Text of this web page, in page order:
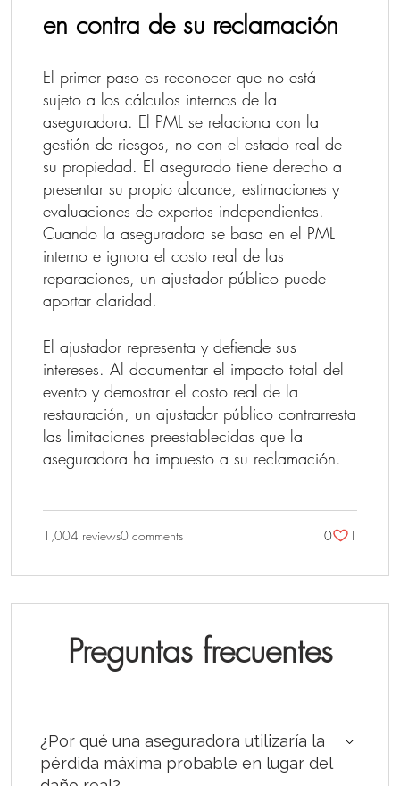
en contra de su reclamación
El primer paso es reconocer que no está
sujeto a los cálculos internos de la
aseguradora. El PML se relaciona con la
gestión de riesgos, no con el estado real de
su propiedad. El asegurado tiene derecho a
presentar su propio alcance, estimaciones y
evaluaciones de expertos independientes.
Cuando la aseguradora se basa en el PML
interno e ignora el costo real de las
reparaciones, un ajustador público puede
aportar claridad.
El ajustador representa y defiende sus
intereses. Al documentar el impacto total del
evento y demostrar el costo real de la
restauración, un ajustador público contrarresta
las limitaciones preestablecidas que la
aseguradora ha impuesto a su reclamación.
1,004 reviews0 comments 0 1
Preguntas frecuentes
¿Por qué una aseguradora utilizaría la
pérdida máxima probable en lugar del